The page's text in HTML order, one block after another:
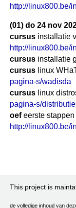
http://linux800.be/
(01) do 24 nov
cursus installatie
http://linux800.be/
cursus installatie
cursus linux
pagina-s/wadisda
cursus linux
pagina-s/
oefeerste stappen
http://linux800.be/
This project is
de volledige inhoud van